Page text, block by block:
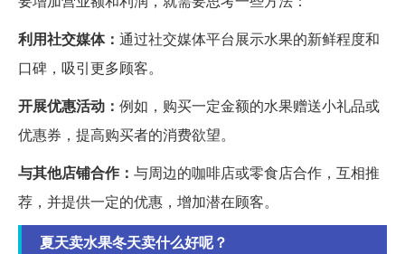
利用社交媒体： 通过社交媒体平台展示水果的新鲜程度和
口碑，吸引更多顾客。
开展优惠活动： 例如，购买一定金额的水果赠送小礼品或
优惠券，提高购买者的消费欲望。
与其他店铺合作： 与周边的咖啡店或零食店合作，互相推
荐，并提供一定的优惠，增加潜在顾客。
夏天卖水果冬天卖什么好呢？